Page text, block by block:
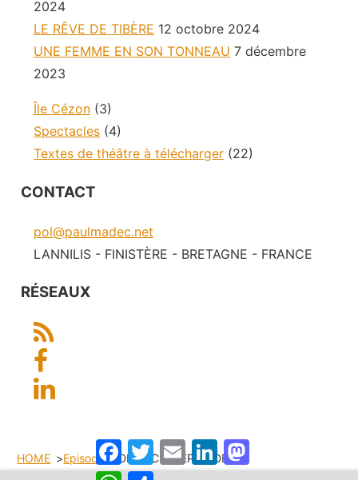
2024
LE RÊVE DE TIBÈRE 12 octobre 2024
UNE FEMME EN SON TONNEAU 7 décembre
2023
Île Cézon (3)
Spectacles (4)
Textes de théâtre à télécharger (22)
CONTACT
pol@paulmadec.net
LANNILIS - FINISTÈRE - BRETAGNE - FRANCE
RÉSEAUX
HOME Episode DISPAC'H - ÉPISODE 1
Facebook
TwitterEmail LinkedIn